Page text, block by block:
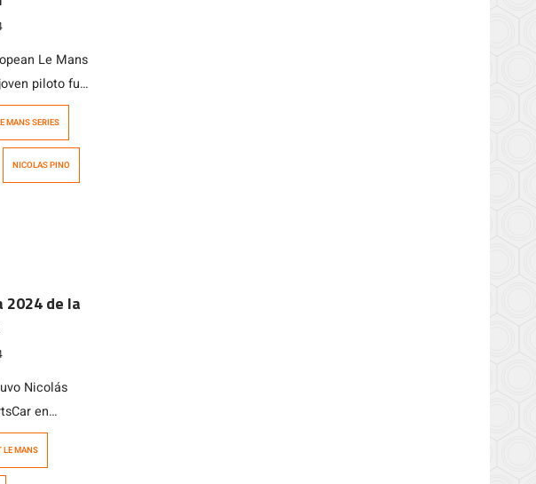
Le Mans
piloto fue
IDEC
el interior,
[…]
MANS SERIES
NICOLAS PINO
2024 de la
Nicolás
en
marcó
LE MANS